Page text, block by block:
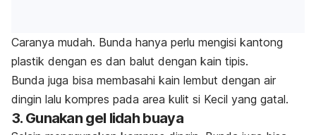
Caranya mudah. Bunda hanya perlu mengisi kantong
plastik dengan es dan balut dengan kain tipis.
Bunda juga bisa membasahi kain lembut dengan air
dingin lalu kompres pada area kulit si Kecil yang gatal.
3. Gunakan gel lidah buaya